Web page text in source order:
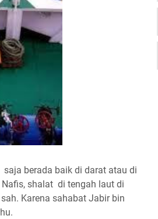
berada baik di darat atau di
Nafis, shalat di tengah laut di
Karena sahabat Jabir bin